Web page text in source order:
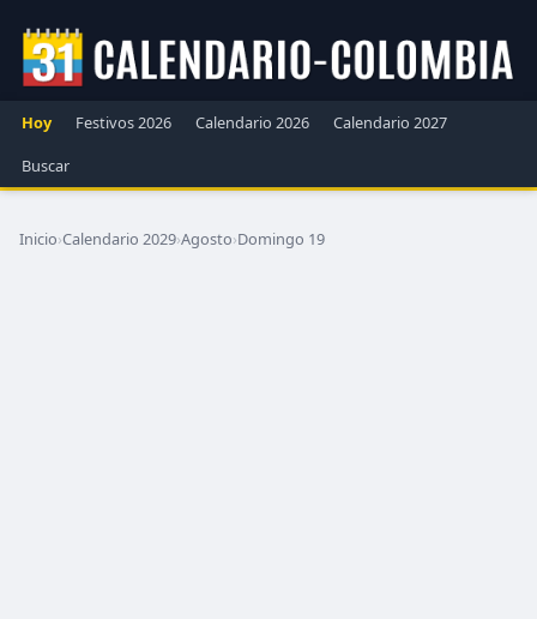
Hoy Festivos 2026 Calendario 2026
Calendario 2027
Buscar
Inicio›Calendario 2029›Agosto›Domingo 19